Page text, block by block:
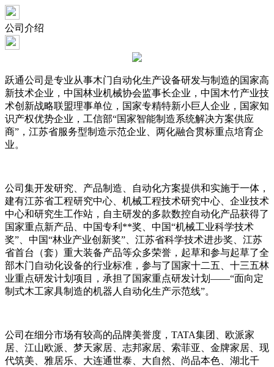
公司介绍
跃通公司是专业从事木门自动化生产设备研发与制造的国家高
新技术企业，中国林业机械协会监事长企业，中国木竹产业技
术创新战略联盟理事单位，国家专精特新小巨人企业，国家知
识产权优势企业，工信部“国家智能制造系统解决方案供应
商”，江苏省服务型制造示范企业、两化融合贯标重点培育企
业。
公司集开发研究、产品制造、自动化方案提供和实施于一体，
建有江苏省工程研究中心、机械工程技术研究中心、企业技术
中心和研究生工作站，自主研发的多款数控自动化产品获得了
国家重点新产品、中国专利**奖、中国“机械工业科学技术
奖”、中国“林业产业创新奖”、江苏省科学技术进步奖、江苏
省首台（套）重大装备产品等众多荣誉，起草和参与起草了全
部木门自动化设备的行业标准，参与了国家十二五、十三五林
业重点研发计划项目，承担了国家重点研发计划——“面向定
制式木工家具制造的机器人自动化生产示范线”。
公司在细分市场有较高的品牌美誉度，TATA集团、欧派家
居、江山欧派、梦天家居、志邦家居、索菲亚、金牌家居、现
代筑美、雅居乐、大连通世泰、大自然、尚品本色、湖北千